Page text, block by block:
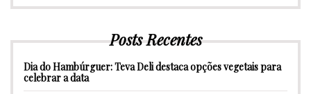
Posts Recentes
Dia do Hambúrguer: Teva Deli destaca opções vegetais para
celebrar a data